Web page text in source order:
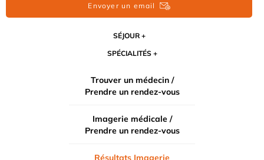
Envoyer un email
SÉJOUR
SPÉCIALITÉS
Trouver un médecin /
Prendre un rendez-vous
Imagerie médicale /
Prendre un rendez-vous
Résultats Imagerie